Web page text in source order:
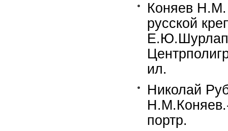
Коняев Н.М.
русской
ил.
Николай
портр.